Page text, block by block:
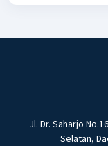
Jl. Dr. Saharjo
Selatan,